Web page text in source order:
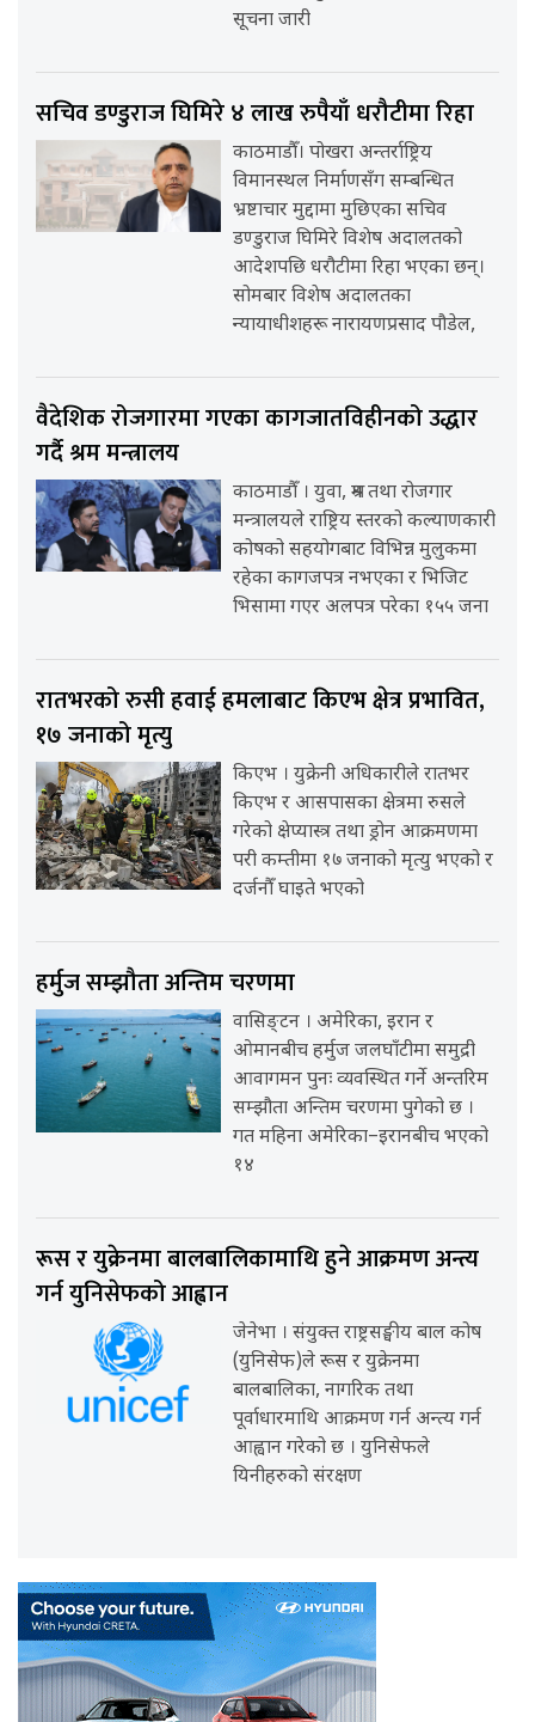
सूचना जारी
सचिव डण्डुराज घिमिरे ४ लाख रुपैयाँ धरौटीमा रिहा
काठमाडौँ। पोखरा अन्तर्राष्ट्रिय
विमानस्थल निर्माणसँग सम्बन्धित
भ्रष्टाचार मुद्दामा मुछिएका सचिव
डण्डुराज घिमिरे विशेष अदालतको
आदेशपछि धरौटीमा रिहा भएका छन्।
सोमबार विशेष अदालतका
न्यायाधीशहरू नारायणप्रसाद पौडेल,
वैदेशिक रोजगारमा गएका कागजातविहीनको उद्धार
गर्दै श्रम मन्त्रालय
काठमाडौँ । युवा, श्रम तथा रोजगार
मन्त्रालयले राष्ट्रिय स्तरको कल्याणकारी
कोषको सहयोगबाट विभिन्न मुलुकमा
रहेका कागजपत्र नभएका र भिजिट
भिसामा गएर अलपत्र परेका १५५ जना
रातभरको रुसी हवाई हमलाबाट किएभ क्षेत्र प्रभावित,
१७ जनाको मृत्यु
किएभ । युक्रेनी अधिकारीले रातभर
किएभ र आसपासका क्षेत्रमा रुसले
गरेको क्षेप्यास्त्र तथा ड्रोन आक्रमणमा
परी कम्तीमा १७ जनाको मृत्यु भएको र
दर्जनौँ घाइते भएको
हर्मुज सम्झौता अन्तिम चरणमा
वासिङ्टन । अमेरिका, इरान र
ओमानबीच हर्मुज जलघाँटीमा समुद्री
आवागमन पुनः व्यवस्थित गर्ने अन्तरिम
सम्झौता अन्तिम चरणमा पुगेको छ ।
गत महिना अमेरिका–इरानबीच भएको
१४
रूस र युक्रेनमा बालबालिकामाथि हुने आक्रमण अन्त्य
गर्न युनिसेफको आह्वान
जेनेभा । संयुक्त राष्ट्रसङ्घीय बाल कोष
(युनिसेफ)ले रूस र युक्रेनमा
बालबालिका, नागरिक तथा
पूर्वाधारमाथि आक्रमण गर्न अन्त्य गर्न
आह्वान गरेको छ । युनिसेफले
यिनीहरुको संरक्षण